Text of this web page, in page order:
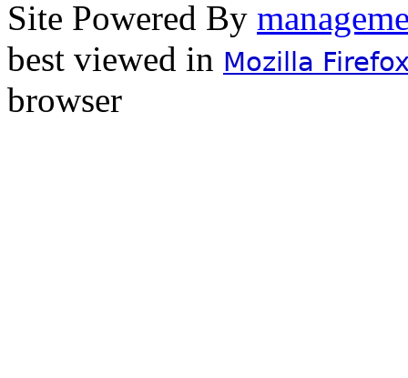
Site Powered By
best viewed in Mozilla
browser